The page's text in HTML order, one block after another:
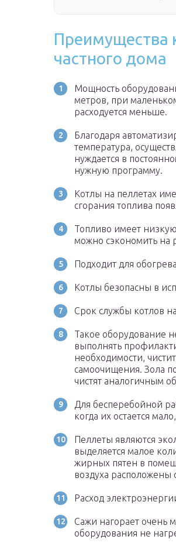
Преимущества
частного дома
Мощность
метров, при
расходуется меньше.
Благодаря
температура,
нуждается в
нужную программу.
Котлы на пеллетах
сгорания топлива
Топливо имеет низкую
можно сэкономить на
Подходит для
Котлы безопасны в
Срок службы котлов
Такое оборудование
выполнять
необходимости,
самоочищения. Зола
чистят аналогичным
Для бесперебойной
когда их остается
Пеллеты являются
выделяется малое
жирных пятен в
воздуха расположены
Расход
Сажи нагорает очень
оборудования не